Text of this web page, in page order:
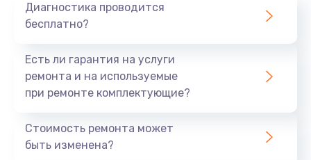
Диагностика проводится
бесплатно?
Есть ли гарантия на услуги
ремонта и на используемые
при ремонте комплектующие?
Стоимость ремонта может
быть изменена?